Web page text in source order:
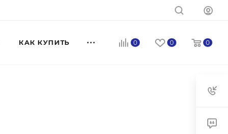
0 0 0
КАК КУПИТЬ